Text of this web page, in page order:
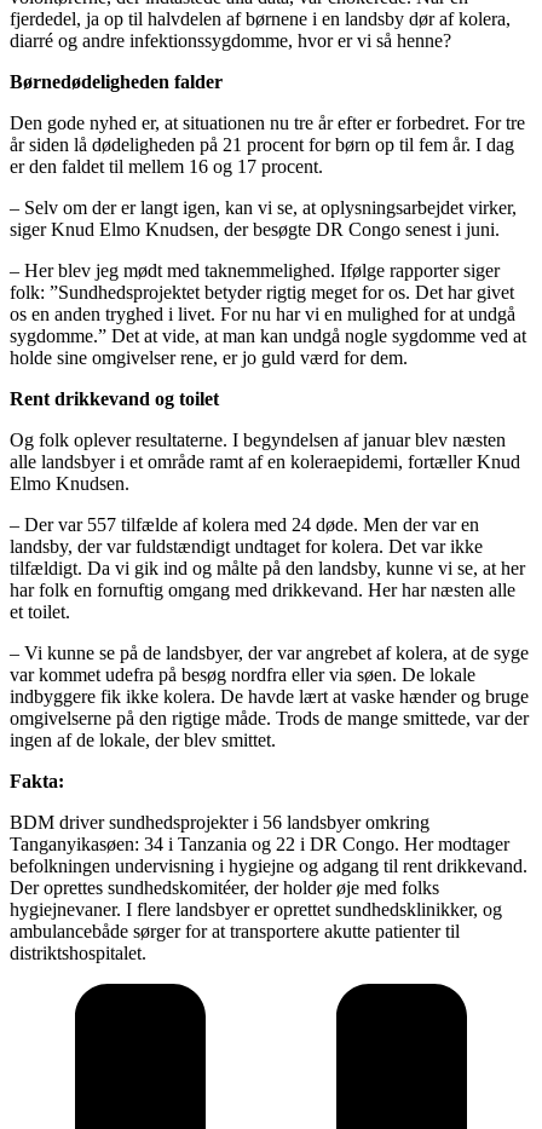
fjerdedel, ja op til halvdelen af børnene i en landsby dør af kolera,
diarré og andre infektionssygdomme, hvor er vi så henne?
Børnedødeligheden falder
Den gode nyhed er, at situationen nu tre år efter er forbedret. For tre
år siden lå dødeligheden på 21 procent for børn op til fem år. I dag
er den faldet til mellem 16 og 17 procent.
– Selv om der er langt igen, kan vi se, at oplysningsarbejdet virker,
siger Knud Elmo Knudsen, der besøgte DR Congo senest i juni.
– Her blev jeg mødt med taknemmelighed. Ifølge rapporter siger
folk: ”Sundhedsprojektet betyder rigtig meget for os. Det har givet
os en anden tryghed i livet. For nu har vi en mulighed for at undgå
sygdomme.” Det at vide, at man kan undgå nogle sygdomme ved at
holde sine omgivelser rene, er jo guld værd for dem.
Rent drikkevand og toilet
Og folk oplever resultaterne. I begyndelsen af januar blev næsten
alle landsbyer i et område ramt af en koleraepidemi, fortæller Knud
Elmo Knudsen.
– Der var 557 tilfælde af kolera med 24 døde. Men der var en
landsby, der var fuldstændigt undtaget for kolera. Det var ikke
tilfældigt. Da vi gik ind og målte på den landsby, kunne vi se, at her
har folk en fornuftig omgang med drikkevand. Her har næsten alle
et toilet.
– Vi kunne se på de landsbyer, der var angrebet af kolera, at de syge
var kommet udefra på besøg nordfra eller via søen. De lokale
indbyggere fik ikke kolera. De havde lært at vaske hænder og bruge
omgivelserne på den rigtige måde. Trods de mange smittede, var der
ingen af de lokale, der blev smittet.
Fakta:
BDM driver sundhedsprojekter i 56 landsbyer omkring
Tanganyikasøen: 34 i Tanzania og 22 i DR Congo. Her modtager
befolkningen undervisning i hygiejne og adgang til rent drikkevand.
Der oprettes sundhedskomitéer, der holder øje med folks
hygiejnevaner. I flere landsbyer er oprettet sundhedsklinikker, og
ambulancebåde sørger for at transportere akutte patienter til
distriktshospitalet.